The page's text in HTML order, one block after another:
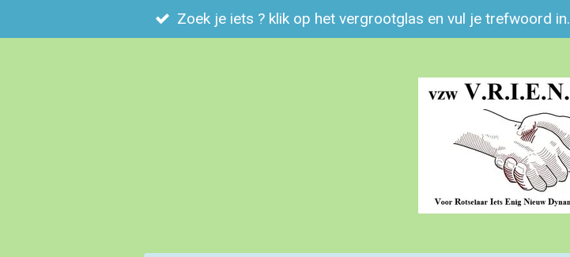
direct
Zoek je iets ? klik op het vergrootglas en vul je trefwoord in.